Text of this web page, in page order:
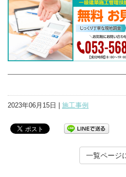
2023年06月15日 | 施工事例
一覧ページ